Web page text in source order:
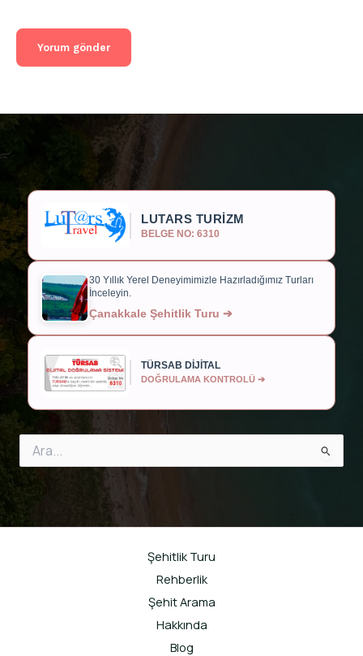
LUTARS TURİZM
BELGE NO: 6310
30 Yıllık Yerel Deneyimimizle Hazırladığımız Turları
İnceleyin.
Çanakkale Şehitlik Turu ➔
TÜRSAB DİJİTAL
DOĞRULAMA KONTROLÜ ➔
for:
Şehitlik Turu
Rehberlik
Şehit Arama
Hakkında
Blog